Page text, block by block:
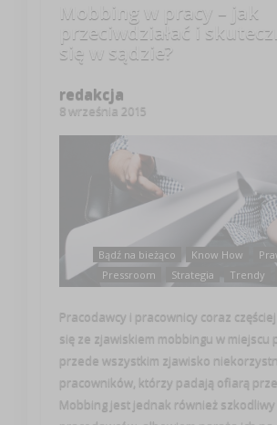
Mobbing w pracy – jak
przeciwdziałać i
się w sądzie?
redakcja
8 września 2015
Bądź na bieżąco Know How
Pressroom
Strategia Trendy
Pracodawcy i pracownicy coraz
się ze zjawiskiem mobbingu w miejscu
przede wszystkim zjawisko
pracowników, którzy padają ofiarą
Mobbing jest jednak również